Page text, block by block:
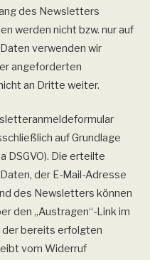
des Newsletters
werden nicht bzw. nur auf
verwenden wir
angeforderten
an Dritte weiter.
auf Grundlage
DSGVO). Die erteilte
der E-Mail-Adresse
des Newsletters können
den „Austragen“-Link im
bereits erfolgten
vom Widerruf